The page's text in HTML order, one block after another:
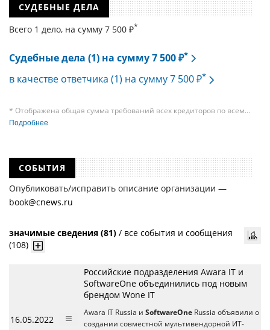
СУДЕБНЫЕ ДЕЛА
Всего 1 дело, на cумму 7 500 ₽*
Судебные дела (1) на сумму 7 500 ₽*
в качестве ответчика (1) на сумму 7 500 ₽*
* Отображена общая сумма требований всех кредиторов по всем
судебным делам, в рамках которых компания подавала требования
в одном таком деле может быть несколько десятков, а размеры сумм
требований одних могут быть больше или меньше размеров
Подробнее
СОБЫТИЯ
Опубликовать/исправить описание организации —
book@cnews.ru
значимые сведения (81) / все события и сообщения
(108)
16.05.2022
Российские подразделения Awara IT и
SoftwareOne объединились под новым
брендом Wone IT
Awara IT Russia и SoftwareOne Russia объявили о
создании совместной мультивендорной ИТ-